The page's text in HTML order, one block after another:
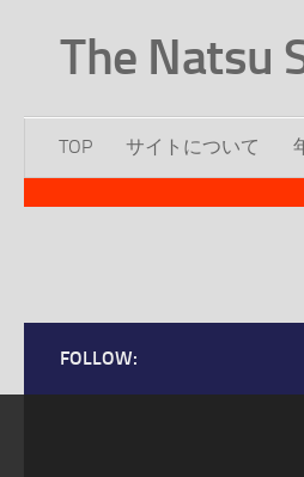
The Natsu
TOP サイトについて
FOLLOW: